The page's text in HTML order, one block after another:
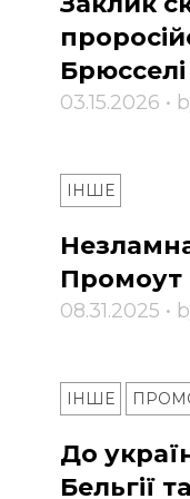
Брюсселі
03.15.2026 •
ІНШЕ
08.31.2025 •
ІНШЕ
До
Бельгії